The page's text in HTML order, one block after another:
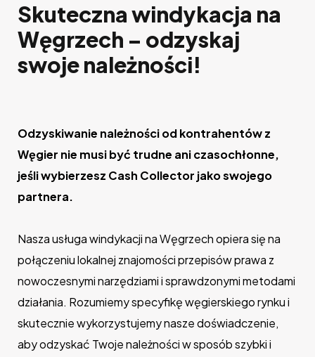
Skuteczna windykacja na
Węgrzech – odzyskaj
swoje należności!
Odzyskiwanie należności od kontrahentów z
Węgier nie musi być trudne ani czasochłonne,
jeśli wybierzesz Cash Collector jako swojego
partnera.
Nasza usługa windykacji na Węgrzech opiera się na
połączeniu lokalnej znajomości przepisów prawa z
nowoczesnymi narzędziami i sprawdzonymi metodami
działania. Rozumiemy specyfikę węgierskiego rynku i
skutecznie wykorzystujemy nasze doświadczenie,
aby odzyskać Twoje należności w sposób szybki i